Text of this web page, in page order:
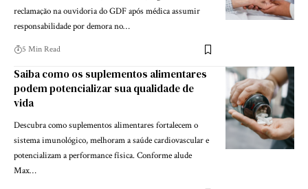
reclamação na ouvidoria do GDF após médica assumir
responsabilidade por demora no…
5 Min Read
Saiba como os suplementos alimentares
podem potencializar sua qualidade de
vida
Descubra como suplementos alimentares fortalecem o
sistema imunológico, melhoram a saúde cardiovascular e
potencializam a performance física. Conforme alude
Max…